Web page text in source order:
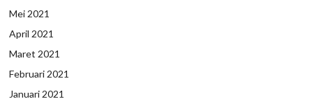
Mei 2021
April 2021
Maret 2021
Februari 2021
Januari 2021